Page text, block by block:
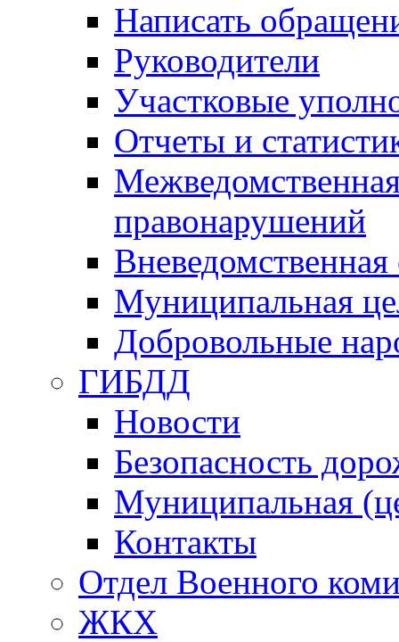
Написать
Руководители
Участковые
Отчеты и
правонарушений
Вневедомственная
Муниципальная
Добровольные
ГИБДД
Новости
Безопасность
Муниципальная
Контакты
Отдел Военного
ЖКХ